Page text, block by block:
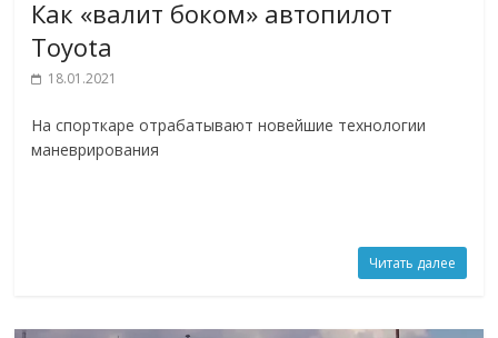
Как «валит боком» автопилот
Toyota
18.01.2021
На спорткаре отрабатывают новейшие технологии
маневрирования
Читать далее